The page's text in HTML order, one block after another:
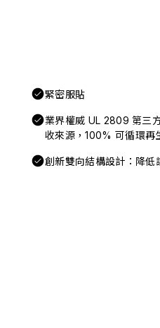
緊密服貼
業界權威 UL 2809 第三
收來源，100% 可循環再
創新雙向結構設計：降低